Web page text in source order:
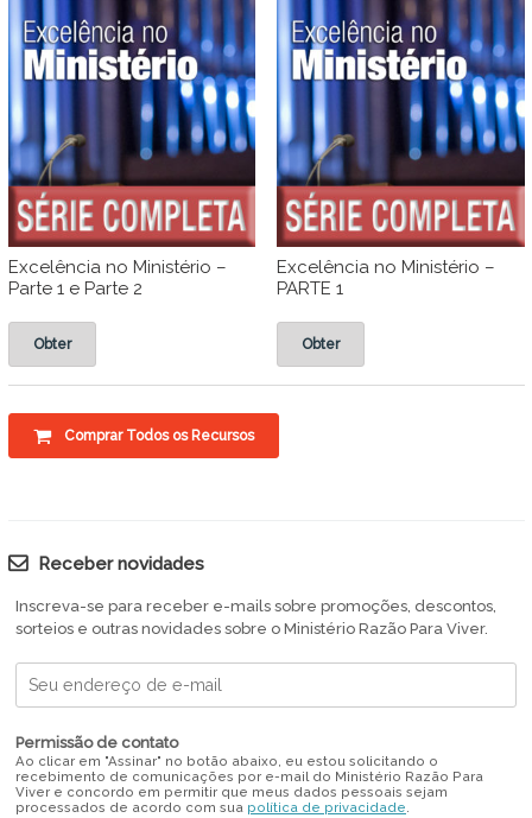
Excelência no Ministério –
Parte 1 e Parte 2
Obter
Excelência no Ministério –
PARTE 1
Obter
Comprar Todos os Recursos
Receber novidades
Inscreva-se para receber e-mails sobre promoções, descontos,
sorteios e outras novidades sobre o Ministério Razão Para Viver.
Permissão de contato
Ao clicar em "Assinar" no botão abaixo, eu estou solicitando o
recebimento de comunicações por e-mail do Ministério Razão Para
Viver e concordo em permitir que meus dados pessoais sejam
processados de acordo com sua política de privacidade.